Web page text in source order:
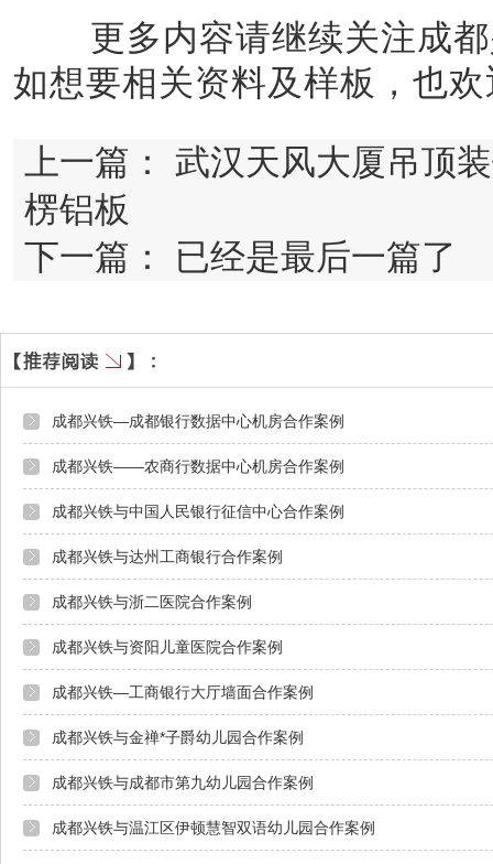
更多内容请继续关注成
如想要相关资料及样板，也
上一篇： 武汉天风大厦吊顶
楞铝板
下一篇： 已经是最后一篇了
成都兴铁—成都银行数据中心机房合作案例
成都兴铁——农商行数据中心机房合作案例
成都兴铁与中国人民银行征信中心合作案例
成都兴铁与达州工商银行合作案例
成都兴铁与浙二医院合作案例
成都兴铁与资阳儿童医院合作案例
成都兴铁—工商银行大厅墙面合作案例
成都兴铁与金禅*子爵幼儿园合作案例
成都兴铁与成都市第九幼儿园合作案例
成都兴铁与温江区伊顿慧智双语幼儿园合作案例